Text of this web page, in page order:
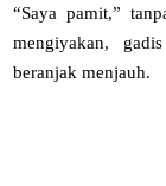
“Saya pamit,”
mengiyakan,
beranjak menjauh.